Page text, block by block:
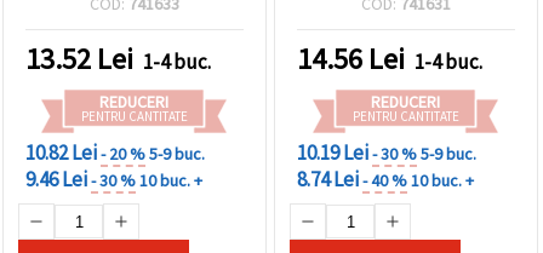
13.52 Lei 1-4 buc.
REDUCERI
PENTRU CANTITATE
10.82 Lei- 20 %5-9 buc.
9.46 Lei- 30 %10 buc. +
14.56 Lei 1-4 buc.
REDUCERI
PENTRU CANTITATE
10.19 Lei- 30 %5-9 buc.
8.74 Lei- 40 %10 buc. +